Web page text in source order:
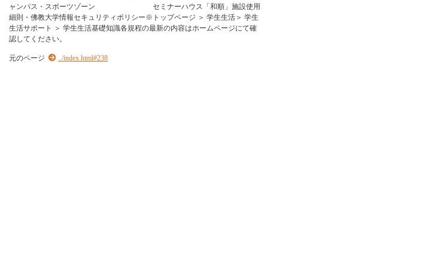
ャンパス・スポーツゾーン セミナーハウス「和順」施設使用
細則・佛教大学情報セキュリティポリシー※トップページ ＞ 学生生活＞ 学生
生活サポート ＞ 学生生活基礎知識各規程の最新の内容はホームページにて確
認してください。
元のページ ../index.html#238